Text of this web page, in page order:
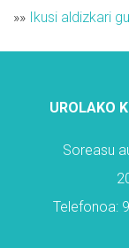
»» Ikusi aldizkari
UROLAKO
Soreasu
Telefonoa: